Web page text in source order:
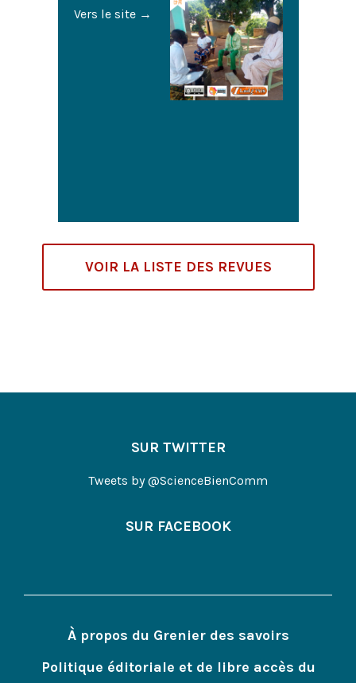
Vers le site →
VOIR LA LISTE DES REVUES
SUR TWITTER
Tweets by @ScienceBienComm
SUR FACEBOOK
À propos du Grenier des savoirs
Politique éditoriale et de libre accès du